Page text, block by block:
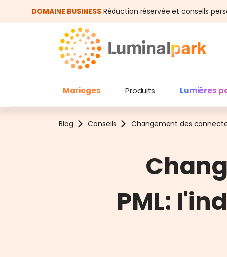
au contenu principal
Passer à la recherche
DOMAINE BUSINESS Réduction réservée et conseils
Mariages Produits Lumières
Blog Conseils Changement des
PML: